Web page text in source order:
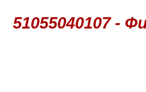
51055040107 -